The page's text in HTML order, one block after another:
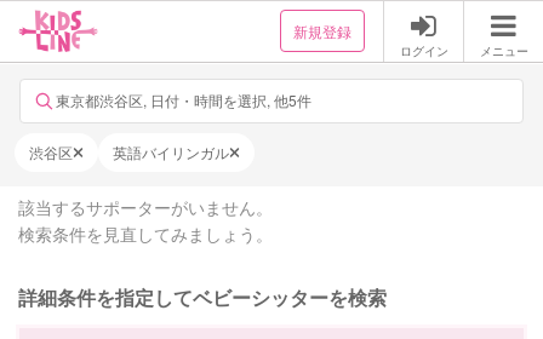
新規登録
ログイン メニュー
東京都渋谷区, 日付・時間を選択, 他5件
渋谷区 英語バイリンガル
該当するサポーターがいません。
検索条件を見直してみましょう。
詳細条件を指定してベビーシッターを検索